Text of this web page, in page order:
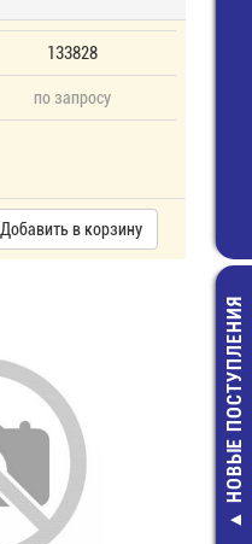
Провод/НОВЫЕ ПОСТУПЛЕНИЯ
133828
по запросу
Добавить в корзину